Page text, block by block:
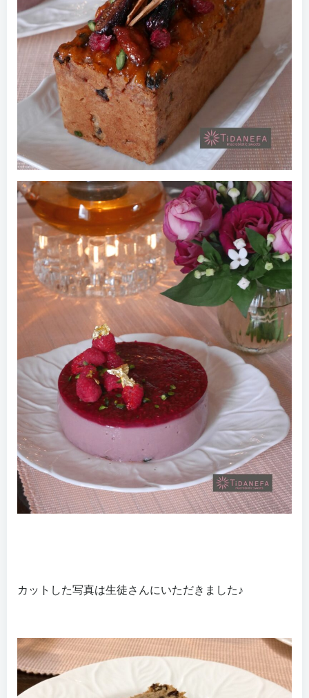
カットした写真は生徒さんにいただきました♪